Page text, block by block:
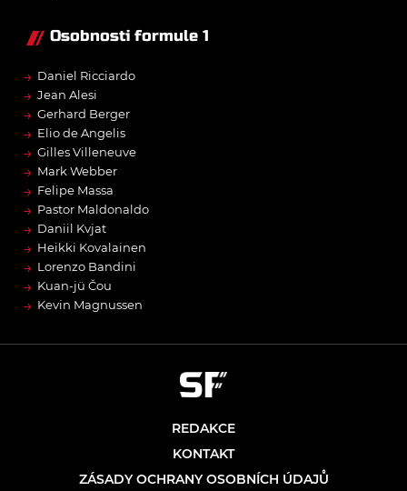
Osobnosti formule 1
→ Daniel Ricciardo
→ Jean Alesi
→ Gerhard Berger
→ Elio de Angelis
→ Gilles Villeneuve
→ Mark Webber
→ Felipe Massa
→ Pastor Maldonaldo
→ Daniil Kvjat
→ Heikki Kovalainen
→ Lorenzo Bandini
→ Kuan-jü Čou
→ Kevin Magnussen
REDAKCE
KONTAKT
ZÁSADY OCHRANY OSOBNÍCH ÚDAJŮ